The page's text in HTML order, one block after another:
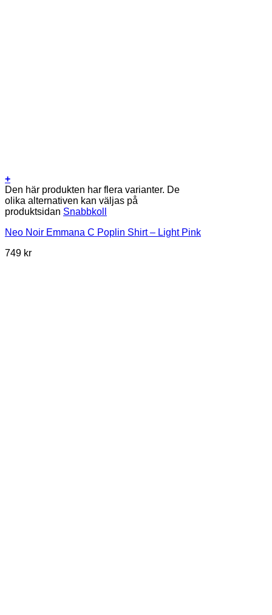
+
Den här produkten har flera varianter. De
olika alternativen kan väljas på
produktsidan Snabbkoll
Neo Noir Emmana C Poplin Shirt – Light Pink
749 kr